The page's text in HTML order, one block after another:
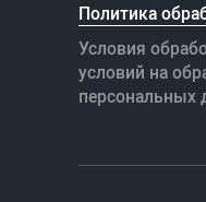
Политика
Условия
условий на
персональных